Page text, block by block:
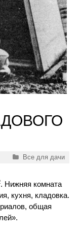
Рубрики
Все для дачи
. Нижняя комната
кухня, кладовка.
общая